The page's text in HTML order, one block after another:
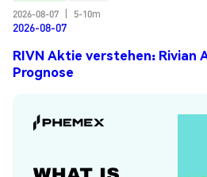
2026-08-07
5-10m
2026-08-07
RIVN Aktie verstehen: Rivian
Prognose